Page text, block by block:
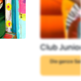
Club
Die ganze